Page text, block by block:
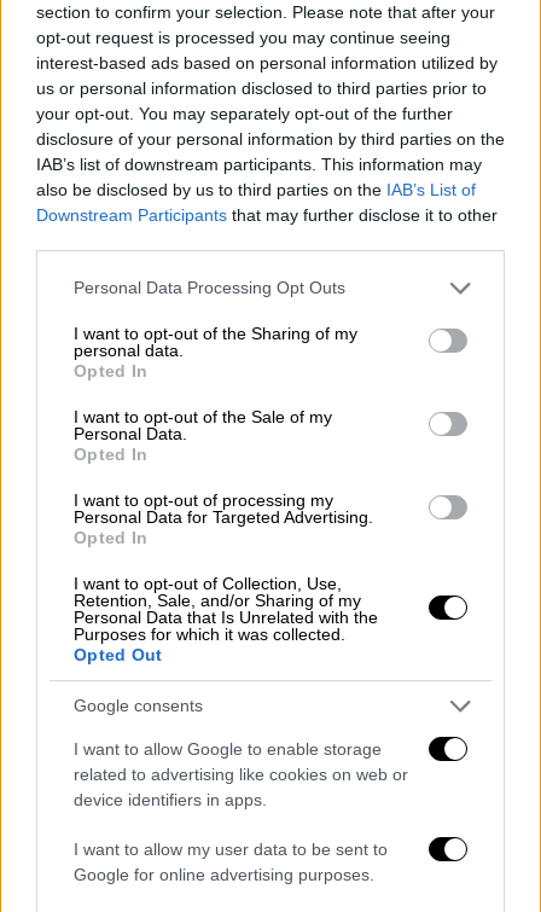
section to confirm your selection. Please note that after your
opt-out request is processed you may continue seeing
interest-based ads based on personal information utilized by
us or personal information disclosed to third parties prior to
your opt-out. You may separately opt-out of the further
disclosure of your personal information by third parties on the
IAB’s list of downstream participants. This information may
also be disclosed by us to third parties on the IAB’s List of
Downstream Participants that may further disclose it to other
Please note that this website/app uses one or more Google
not limited to your visit or usage behaviour. You may click to
grant or deny consent to Google and its third-party tags to
use your data for below specified purposes in below Google
consent section.
Personal Data Processing Opt Outs
I want to opt-out of the Sharing of my
personal data.
Opted In
I want to opt-out of the Sale of my
Personal Data.
Opted In
I want to opt-out of processing my
Personal Data for Targeted Advertising.
Opted In
I want to opt-out of Collection, Use,
Retention, Sale, and/or Sharing of my
Personal Data that Is Unrelated with the
Purposes for which it was collected.
Opted Out
Google consents
I want to allow Google to enable storage
related to advertising like cookies on web or
device identifiers in apps.
I want to allow my user data to be sent to
Google for online advertising purposes.
Συνολικά, έχουν σαρωθεί πάνω
από26.900.000 σελίδεςχαρτώου αρχείου
καρτελών ενσήμων με τη χρήση τεχνητής
νοημοσύνης, που μεταφράζεται σε
ποσοστό50,53 %του συνόλου του έγχαρτου
αρχείου, σηματοδοτώντας τη μετάβαση στον
πλήρηψηφιακό
μετασχηματισμότουασφαλιστικού
συστήματοςτης χώρας. Βεβαίως, η
ταμεία. Στα ταμεία των επιστημόνων και
Τύπου κυμαίνεται από
άλλα, μεταξύ των οποίων το ΙΚΑ και ο ΟΑΕΕ,
είναι κάτω από το
ΔΙΑΒΑΣΤΕ ΕΠΙΣΗΣ
Θερινές εκπτώσεις 2025: Πότε
ξεκινούν και ποια Κυριακή θα είναι
ανοιχτά τα μαγαζιά
Ψηφιακό βιογραφικό: η βάση για
σύνταξη σε μία μέρα
Όσοι είναι ασφαλισμένοι μετά το 2001,ως